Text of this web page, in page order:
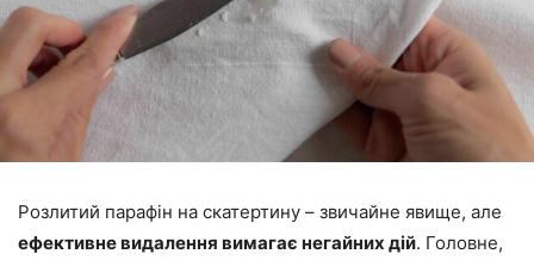
Розлитий парафін на скатертину – звичайне явище, але
ефективне видалення вимагає негайних дій. Головне,